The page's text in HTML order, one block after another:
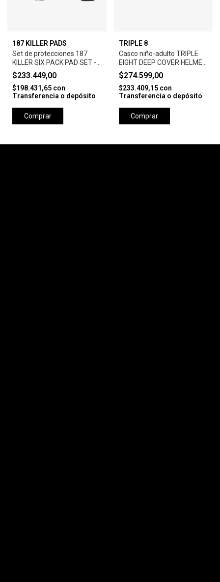
187 KILLER PADS
Set de protecciones 187
KILLER SIX PACK PAD SET -
BLACK
$233.449,00
$198.431,65 con
Transferencia o depósito
Comprar
TRIPLE 8
Casco niño-adulto TRIPLE
EIGHT DEEP COVER HELMET
- BARBIE PATIN
$274.599,00
$233.409,15 con
Transferencia o depósito
Comprar